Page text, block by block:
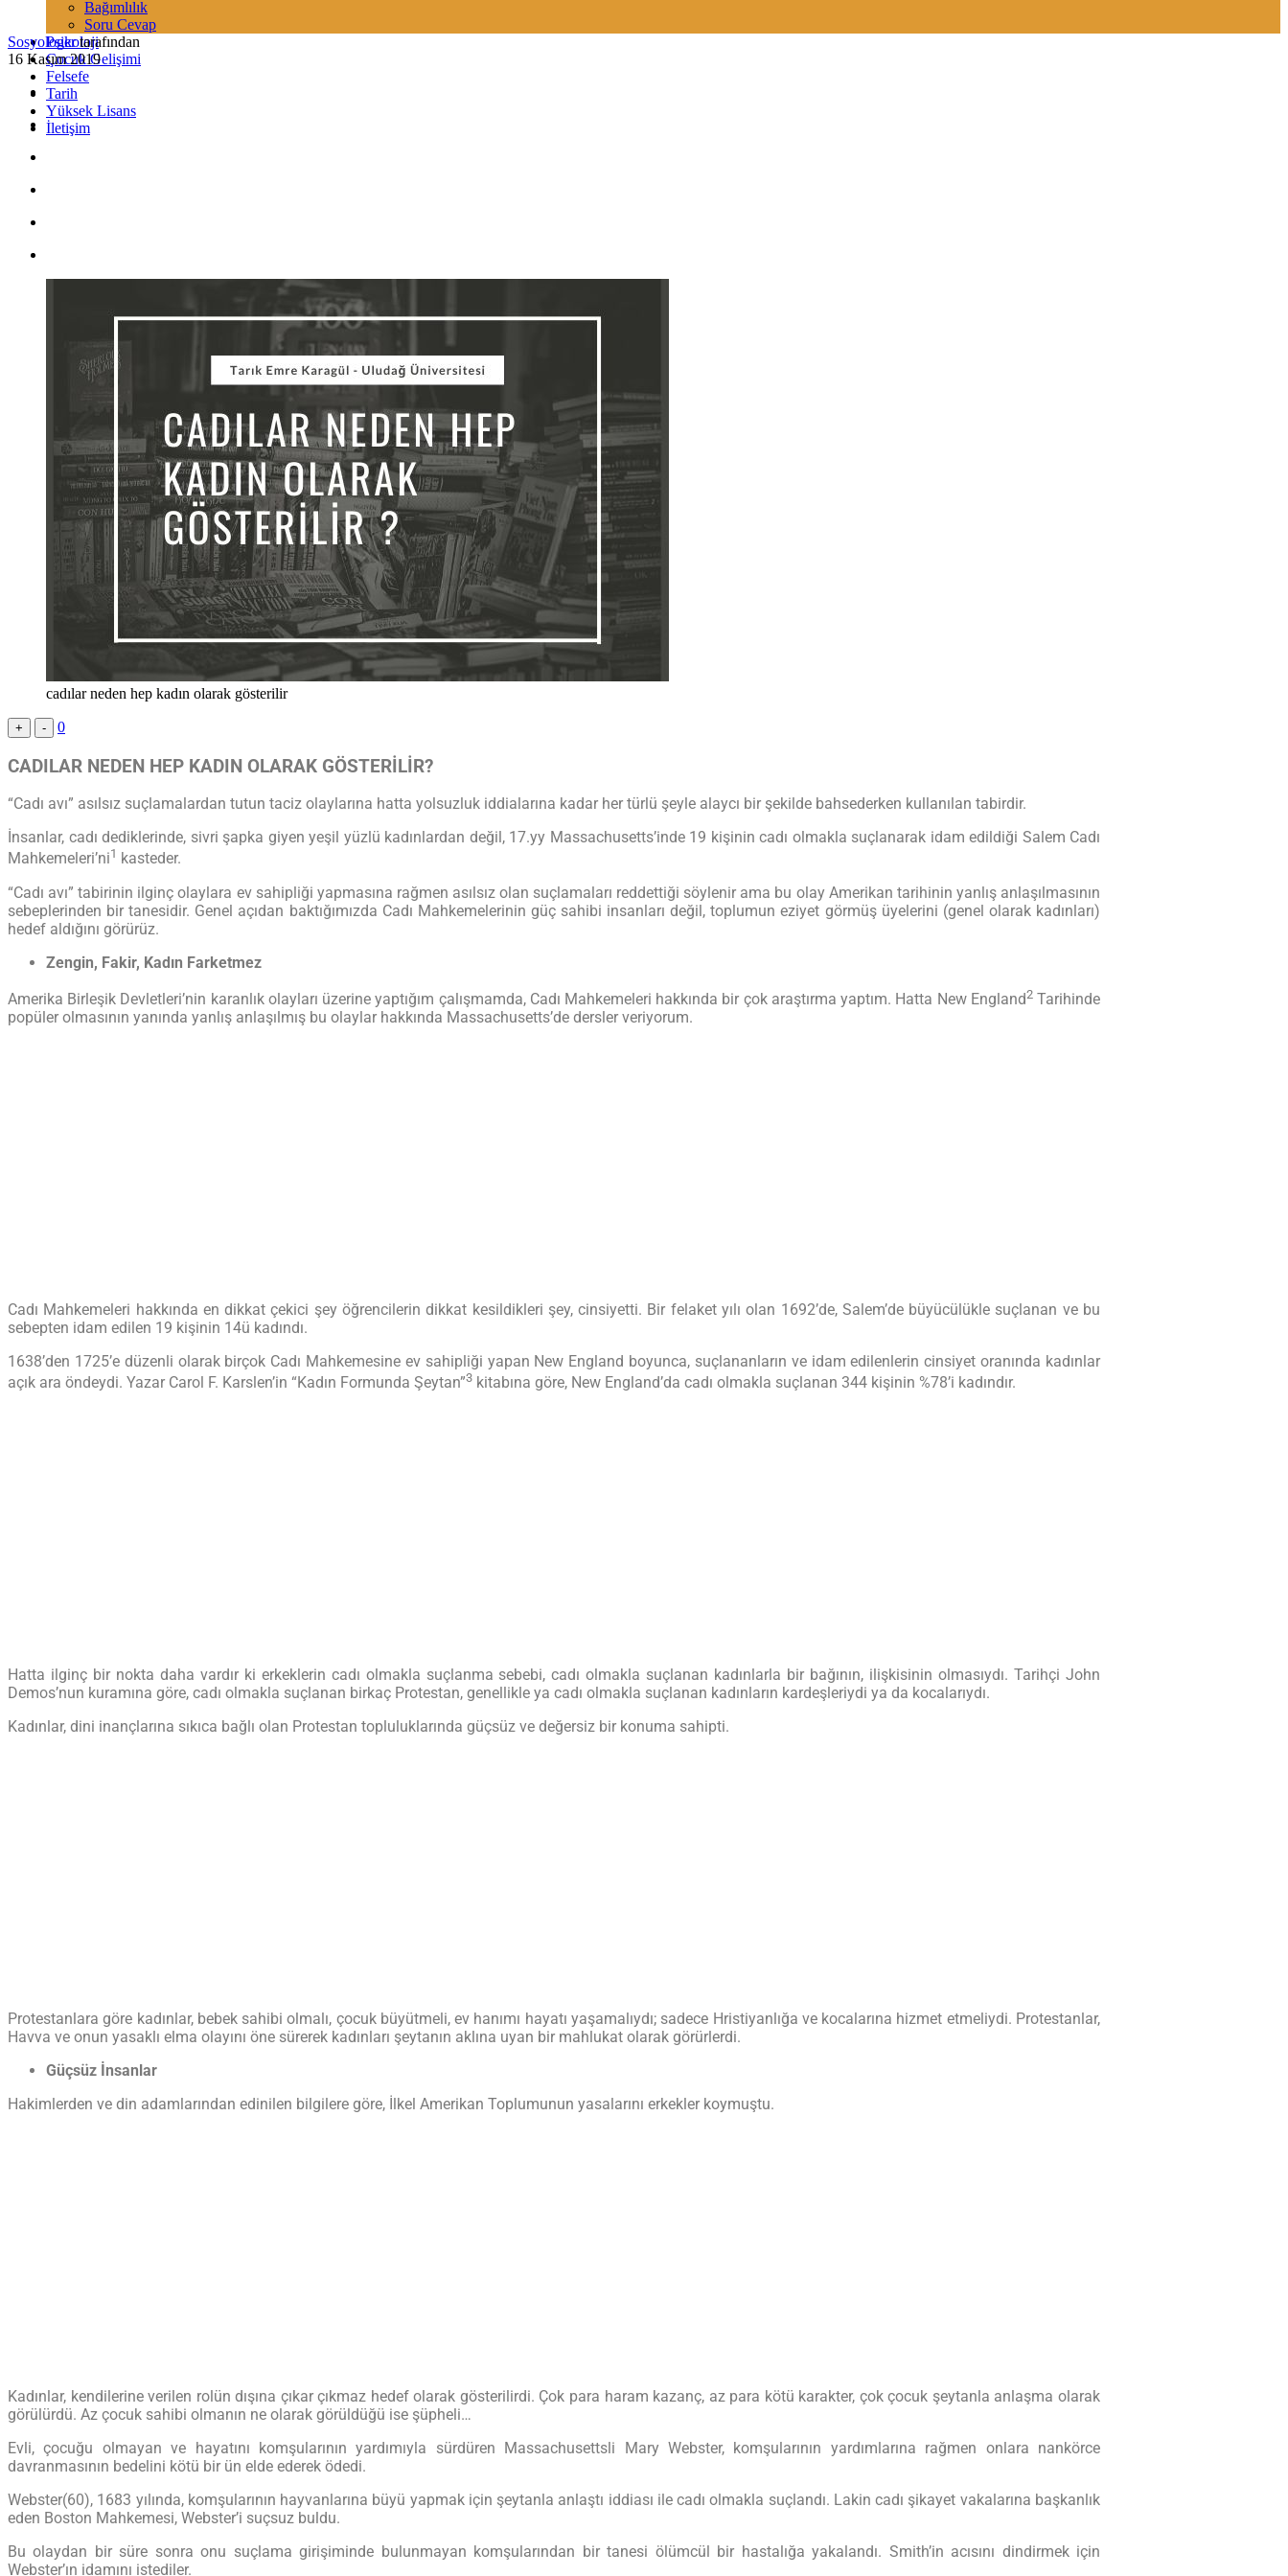
Bağımlılık
Soru Cevap
Psikoloji
Çocuk Gelişimi
Felsefe
Tarih
Yüksek Lisans
İletişim
Sosyologer tarafından
16 Kasım 2019
cadılar neden hep kadın olarak gösterilir
+ - 0
CADILAR NEDEN HEP KADIN OLARAK GÖSTERİLİR?
“Cadı avı” asılsız suçlamalardan tutun taciz olaylarına hatta yolsuzluk iddialarına kadar her türlü şeyle alaycı bir şekilde bahsederken kullanılan tabirdir.
İnsanlar, cadı dediklerinde, sivri şapka giyen yeşil yüzlü kadınlardan değil, 17.yy Massachusetts’inde 19 kişinin cadı olmakla suçlanarak idam edildiği Salem Cadı
Mahkemeleri’ni1 kasteder.
“Cadı avı” tabirinin ilginç olaylara ev sahipliği yapmasına rağmen asılsız olan suçlamaları reddettiği söylenir ama bu olay Amerikan tarihinin yanlış anlaşılmasının
sebeplerinden bir tanesidir. Genel açıdan baktığımızda Cadı Mahkemelerinin güç sahibi insanları değil, toplumun eziyet görmüş üyelerini (genel olarak kadınları)
hedef aldığını görürüz.
Zengin, Fakir, Kadın Farketmez
Amerika Birleşik Devletleri’nin karanlık olayları üzerine yaptığım çalışmamda, Cadı Mahkemeleri hakkında bir çok araştırma yaptım. Hatta New England2Tarihinde
popüler olmasının yanında yanlış anlaşılmış bu olaylar hakkında Massachusetts’de dersler veriyorum.
Cadı Mahkemeleri hakkında en dikkat çekici şey öğrencilerin dikkat kesildikleri şey, cinsiyetti. Bir felaket yılı olan 1692’de, Salem’de büyücülükle suçlanan ve bu
sebepten idam edilen 19 kişinin 14ü kadındı.
1638’den 1725’e düzenli olarak birçok Cadı Mahkemesine ev sahipliği yapan New England boyunca, suçlananların ve idam edilenlerin cinsiyet oranında kadınlar
açık ara öndeydi. Yazar Carol F. Karslen’in “Kadın Formunda Şeytan”3 kitabına göre, New England’da cadı olmakla suçlanan 344 kişinin %78’i kadındır.
Hatta ilginç bir nokta daha vardır ki erkeklerin cadı olmakla suçlanma sebebi, cadı olmakla suçlanan kadınlarla bir bağının, ilişkisinin olmasıydı. Tarihçi John
Demos’nun kuramına göre, cadı olmakla suçlanan birkaç Protestan, genellikle ya cadı olmakla suçlanan kadınların kardeşleriydi ya da kocalarıydı.
Kadınlar, dini inançlarına sıkıca bağlı olan Protestan topluluklarında güçsüz ve değersiz bir konuma sahipti.
Protestanlara göre kadınlar, bebek sahibi olmalı, çocuk büyütmeli, ev hanımı hayatı yaşamalıydı; sadece Hristiyanlığa ve kocalarına hizmet etmeliydi. Protestanlar,
Havva ve onun yasaklı elma olayını öne sürerek kadınları şeytanın aklına uyan bir mahlukat olarak görürlerdi.
Güçsüz İnsanlar
Hakimlerden ve din adamlarından edinilen bilgilere göre, İlkel Amerikan Toplumunun yasalarını erkekler koymuştu.
Kadınlar, kendilerine verilen rolün dışına çıkar çıkmaz hedef olarak gösterilirdi. Çok para haram kazanç, az para kötü karakter, çok çocuk şeytanla anlaşma olarak
görülürdü. Az çocuk sahibi olmanın ne olarak görüldüğü ise şüpheli…
Evli, çocuğu olmayan ve hayatını komşularının yardımıyla sürdüren Massachusettsli Mary Webster, komşularının yardımlarına rağmen onlara nankörce
davranmasının bedelini kötü bir ün elde ederek ödedi.
Webster(60), 1683 yılında, komşularının hayvanlarına büyü yapmak için şeytanla anlaştı iddiası ile cadı olmakla suçlandı. Lakin cadı şikayet vakalarına başkanlık
eden Boston Mahkemesi, Webster’i suçsuz buldu.
Bu olaydan bir süre sonra onu suçlama girişiminde bulunmayan komşularından bir tanesi ölümcül bir hastalığa yakalandı. Smith’in acısını dindirmek için
Webster’ın idamını istediler.